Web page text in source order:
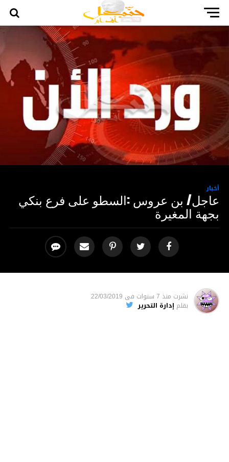
أخبار
عاجل/ بن عروس :السطو على فرع بنكي
بجهة المغيرة
نشرت منذ 7 سنوات فى 22/03/2019
بقلم إدارة التحرير